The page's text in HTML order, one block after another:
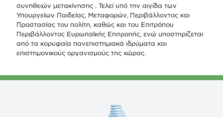
συνηθειών μετακίνησης . Τελεί υπό την αιγίδα των
Υπουργείων Παιδείας, Μεταφορών, Περιβάλλοντος και
Προστασίας του πολίτη, καθώς και του Επιτρόπου
Περιβάλλοντος Ευρωπαϊκής Επιτροπής, ενώ υποστηρίζεται
από τα κορυφαία πανεπιστημιακά ιδρύματα και
επιστημονικούς οργανισμούς της χώρας.